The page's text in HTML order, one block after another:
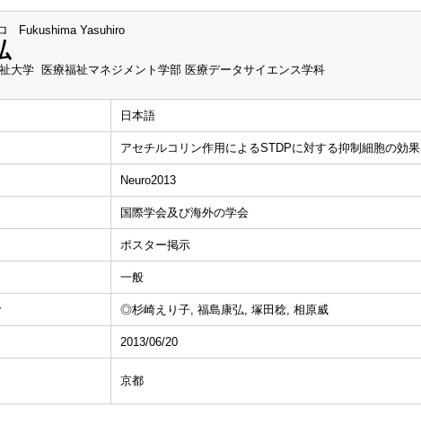
Fukushima Yasuhiro
大学 医療福祉マネジメント学部 医療データサイエンス学科
日本語
アセチルコリン作用によるSTDPに対する抑制細胞の効果
Neuro2013
国際学会及び海外の学会
ポスター掲示
一般
◎杉崎えり子, 福島康弘, 塚田稔, 相原威
2013/06/20
京都